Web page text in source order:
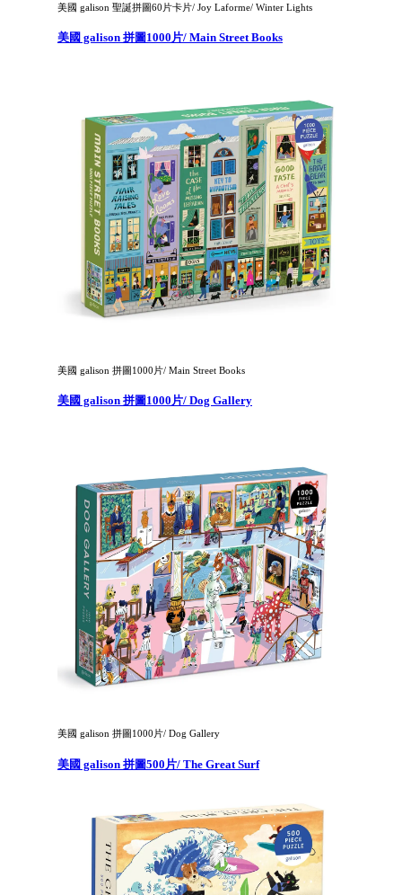
美國 galison 聖誕拼圖60片卡片/ Joy Laforme/ Winter Lights
美國 galison 拼圖1000片/ Main Street Books
美國 galison 拼圖1000片/ Main Street Books
美國 galison 拼圖1000片/ Dog Gallery
美國 galison 拼圖1000片/ Dog Gallery
美國 galison 拼圖500片/ The Great Surf